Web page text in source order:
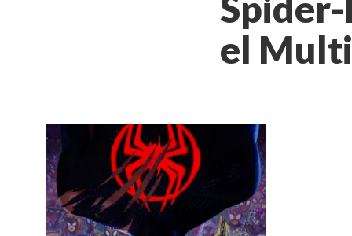
el
FITXA TÈCNICA